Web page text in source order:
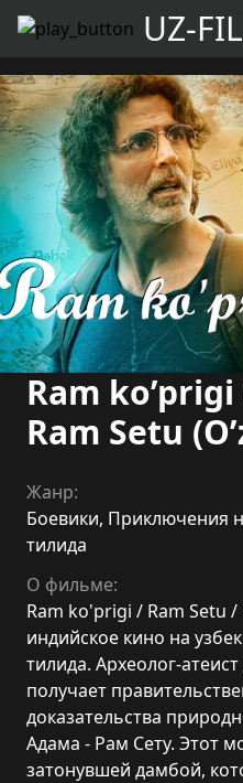
UZ-
Ram
Ram Setu
Жанр:
Боевики, Приключения
тилида
О фильме:
Ram ko'prigi / Ram Setu /
индийское кино на
тилида. Археолог-
получает
доказательства
Адама - Рам Сету. Этот
затонувшей дамбой,